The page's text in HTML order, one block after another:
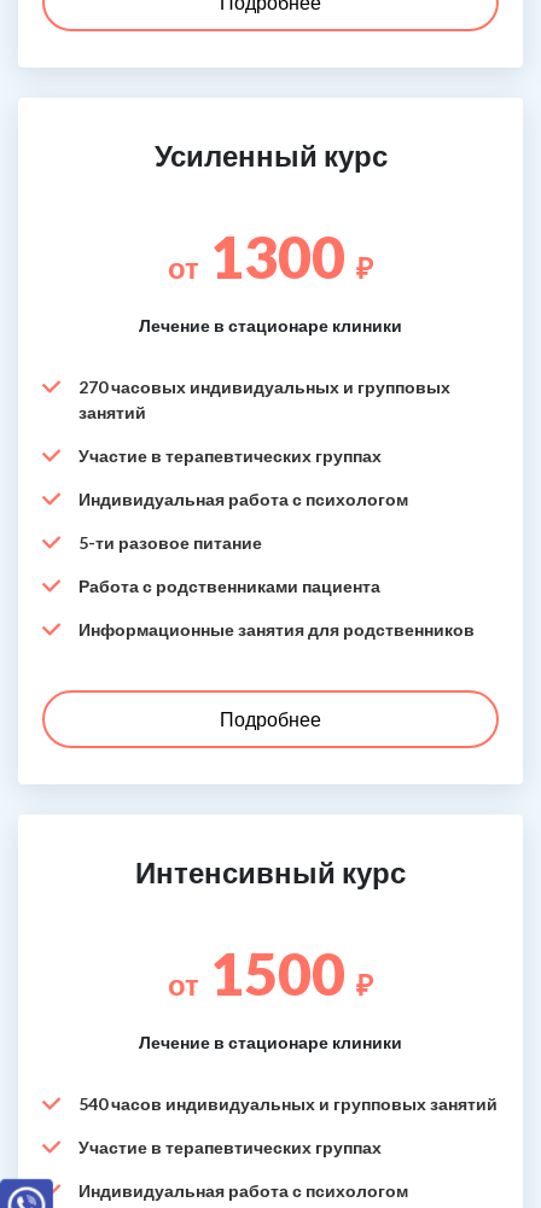
Усиленный курс
от 1300 ₽
Лечение в стационаре клиники
270 часовых индивидуальных и групповых
занятий
Участие в терапевтических группах
Индивидуальная работа с психологом
5-ти разовое питание
Работа с родственниками пациента
Информационные занятия для родственников
Подробнее
Интенсивный курс
от 1500 ₽
Лечение в стационаре клиники
540 часов индивидуальных и групповых занятий
Участие в терапевтических группах
Индивидуальная работа с психологом